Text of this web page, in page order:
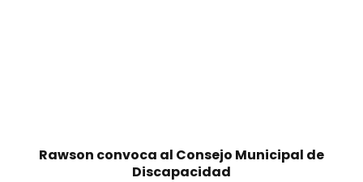
Rawson convoca al Consejo Municipal de
Discapacidad